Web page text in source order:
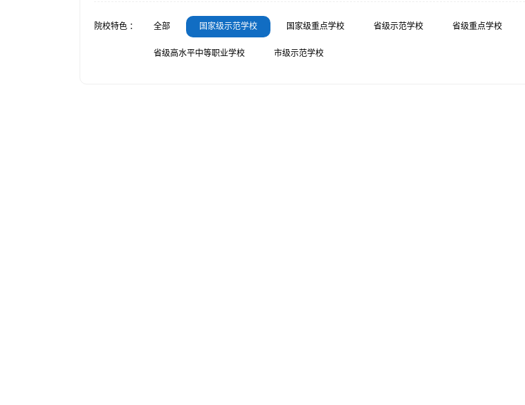
院校特色 ： 全部 国家级示范学校 国家级重点学校 省级示范学校 省级重点学校
省级高水平中等职业学校 市级示范学校